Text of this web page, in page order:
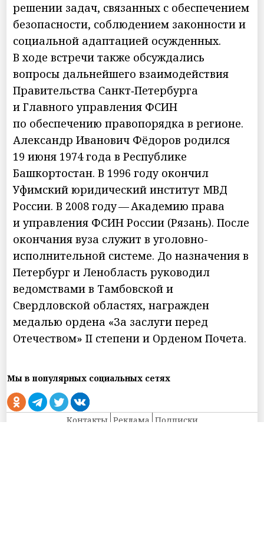
решении задач, связанных с обеспечением
безопасности, соблюдением законности и
социальной адаптацией осужденных.
В ходе встречи также обсуждались
вопросы дальнейшего взаимодействия
Правительства Санкт‑Петербурга
и Главного управления ФСИН
по обеспечению правопорядка в регионе.
Александр Иванович Фёдоров родился
19 июня 1974 года в Республике
Башкортостан. В 1996 году окончил
Уфимский юридический институт МВД
России. В 2008 году — Академию права
и управления ФСИН России (Рязань). После
окончания вуза служит в уголовно-
исполнительной системе. До назначения в
Петербург и Ленобласть руководил
ведомствами в Тамбовской и
Свердловской областях, награжден
медалью ордена «За заслуги перед
Отечеством» II степени и Орденом Почета.
Мы в популярных социальных сетях
Контакты Реклама Подписки